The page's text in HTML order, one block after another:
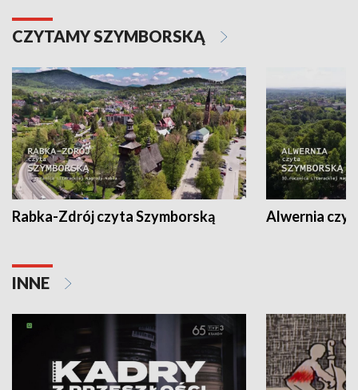
CZYTAMY SZYMBORSKĄ
Rabka-Zdrój czyta Szymborską Alwernia
INNE